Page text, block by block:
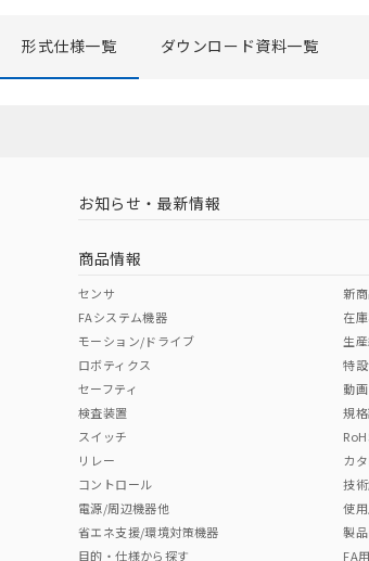
形式仕様一覧 ダウンロード資料一覧
お知らせ・最新情報
商品情報
センサ
FAシステム機器
モーション/ドライブ
ロボティクス
セーフティ
検査装置
スイッチ
リレー
コントロール
電源/周辺機器他
省エネ支援/環境対策機器
目的・仕様から探す
新
在
生
特
動
規
カ
技
使
製
FA